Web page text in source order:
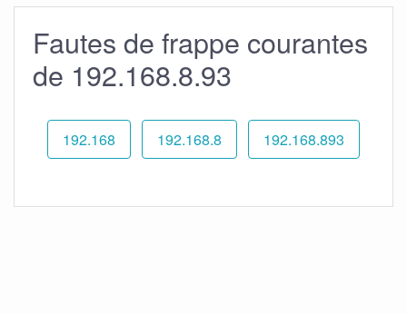
Fautes de frappe courantes
de 192.168.8.93
192.168 192.168.8 192.168.893